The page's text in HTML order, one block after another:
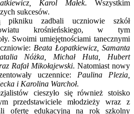
Karol Małek. Wszystkim
sukcesów.
zadbali uczniowie szkół
krośnieńskiego, w tym
Swoimi umiejętnościami tanecznymi
Beata Łopatkiewicz, Samanta
Nóżka, Michał Huta, Hubert
Rafał Mikołajewski. Natomiast nowy
uczennice: Paulina Plezia,
i Karolina Warchoł.
cieszyło się również stoisko
przedstawiciele młodzieży wraz z
ofertę edukacyjną na rok szkolny